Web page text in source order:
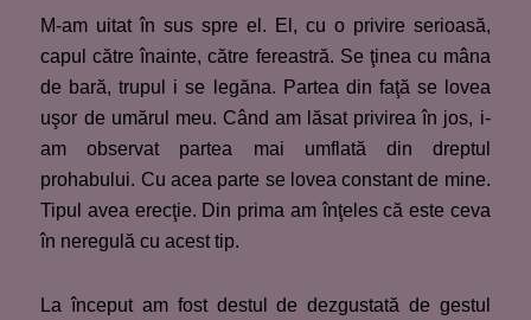
M-am uitat în sus spre el. El, cu o privire serioasă,
capul către înainte, către fereastră. Se ţinea cu mâna
de bară, trupul i se legăna. Partea din faţă se lovea
uşor de umărul meu. Când am lăsat privirea în jos, i-
am observat partea mai umflată din dreptul
prohabului. Cu acea parte se lovea constant de mine.
Tipul avea erecţie. Din prima am înţeles că este ceva
în neregulă cu acest tip.
La început am fost destul de dezgustată de gestul